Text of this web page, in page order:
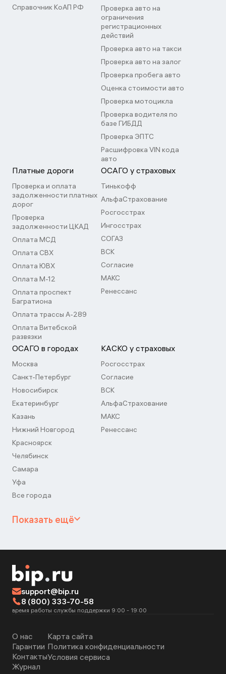
Справочник КоАП РФ
Проверка авто на
ограничения
регистрационных
действий
Проверка авто на такси
Проверка авто на залог
Проверка пробега авто
Оценка стоимости авто
Проверка мотоцикла
Проверка водителя по
базе ГИБДД
Проверка ЭПТС
Расшифровка VIN кода
авто
Платные дороги
Проверка и оплата
задолженности платных
дорог
Проверка
задолженности ЦКАД
Оплата МСД
Оплата СВХ
Оплата ЮВХ
Оплата М-12
Оплата проспект
Багратиона
Оплата трассы А-289
Оплата Витебской
развязки
ОСАГО у страховых
Тинькофф
АльфаСтрахование
Росгосстрах
Ингосстрах
СОГАЗ
ВСК
Согласие
МАКС
Ренессанс
ОСАГО в городах
Москва
Санкт-Петербург
Новосибирск
Екатеринбург
Казань
Нижний Новгород
Красноярск
Челябинск
Самара
Уфа
Все города
КАСКО у страховых
Росгосстрах
Согласие
ВСК
АльфаСтрахование
МАКС
Ренессанс
Показать ещё
support@bip.ru
8 (800) 333-70-58
время работы службы поддержки 9:00 - 19:00
О нас
Гарантии
Контакты
Журнал
Карта сайта
Политика конфиденциальности
Условия сервиса